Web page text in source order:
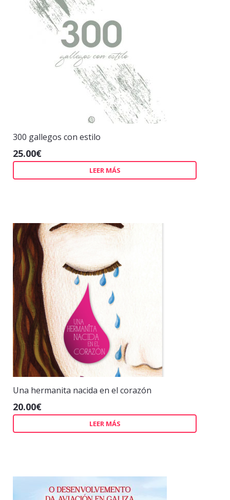
300 gallegos con estilo
25.00€
LEER MÁS
Una hermanita nacida en el corazón
20.00€
LEER MÁS